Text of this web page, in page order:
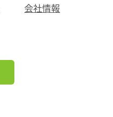
会社情報